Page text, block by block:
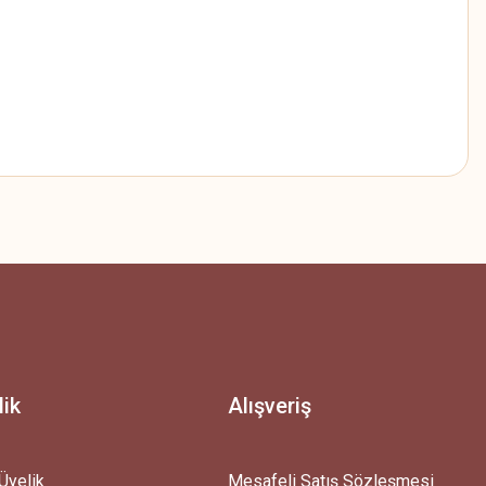
Alışveriş
Mesafeli Satış Sözleşmesi